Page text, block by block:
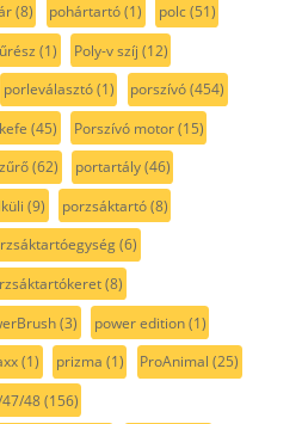
(8) pohártartó(1) polc(51)
(1) Poly-v szíj (12)
porleválasztó(1) porszívó(454)
(45) Porszívó motor(15)
(62) portartály(46)
(9) porzsáktartó(8)
(6)
(8)
(3) power edition(1)
(1) prizma (1) ProAnimal (25)
48(156)